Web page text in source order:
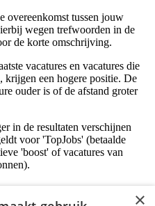
overeenkomst tussen jouw
wegen trefwoorden in de
de korte omschrijving.
vacatures en vacatures die
een hogere positie. De
ouder is of de afstand groter
in de resultaten verschijnen
voor 'TopJobs' (betaalde
'boost' of vacatures van
×